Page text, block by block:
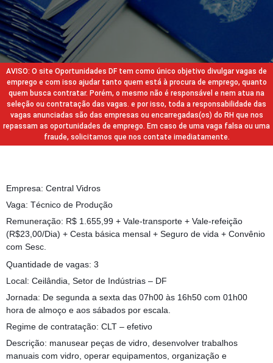
AVISO: O site Oportunidades DF tem como único objetivo divulgar vagas de
emprego e com isso ajudar tanto quem está à procura de emprego, quanto
quem busca contratar. Porém, o mesmo não é responsável e nem atua na
seleção ou contratação das vagas. e por isso, toda a responsabilidade das
vagas anunciadas são das empresas ou encarregadas(os) do RH que nos
repassam as oportunidades de emprego. Em caso de uma vaga falsa ou uma
fraude, solicitamos que nos contate imediatamente.
Empresa: Central Vidros
Vaga: Técnico de Produção
Remuneração: R$ 1.655,99 + Vale-transporte + Vale-refeição
(R$23,00/Dia) + Cesta básica mensal + Seguro de vida + Convênio
com Sesc.
Quantidade de vagas: 3
Local: Ceilândia, Setor de Indústrias – DF
Jornada: De segunda a sexta das 07h00 às 16h50 com 01h00
hora de almoço e aos sábados por escala.
Regime de contratação: CLT – efetivo
Descrição: manusear peças de vidro, desenvolver trabalhos
manuais com vidro, operar equipamentos, organização e